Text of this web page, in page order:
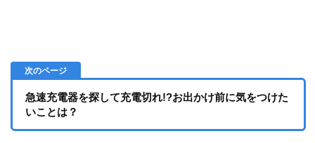
急速充電器を探して充電切れ!?お出かけ前に気をつけた
いことは？